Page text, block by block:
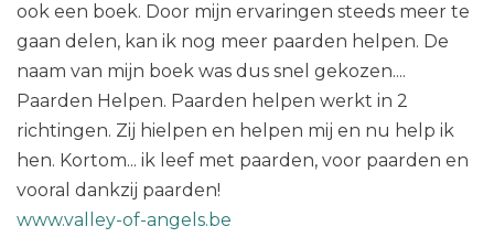
ook een boek. Door mijn ervaringen steeds meer te
gaan delen, kan ik nog meer paarden helpen. De
naam van mijn boek was dus snel gekozen....
Paarden Helpen. Paarden helpen werkt in 2
richtingen. Zij hielpen en helpen mij en nu help ik
hen. Kortom... ik leef met paarden, voor paarden en
vooral dankzij paarden!
www.valley-of-angels.be